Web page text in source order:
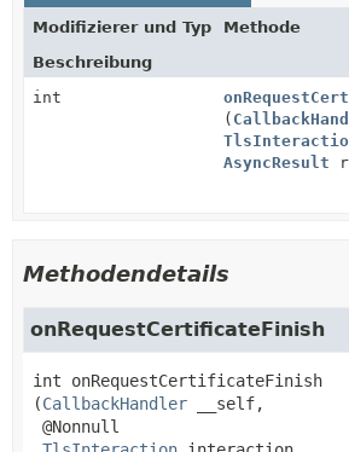
Modifizierer und Typ
Methode
Beschreibung
int
(
AsyncResult
Methodendetails
onRequestCertificateFinish
int
onRequestCertificateFinish
(CallbackHandler __self,
@Nonnull